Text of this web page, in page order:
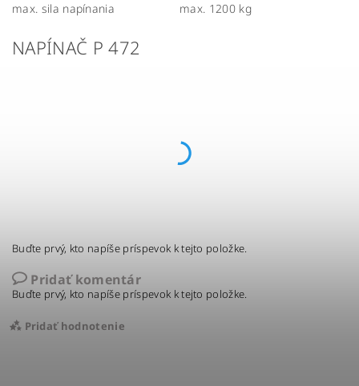
max. sila napínania
max. 1200 kg
NAPÍNAČ P 472
Buďte prvý, kto napíše príspevok k tejto položke.
Pridať komentár
Buďte prvý, kto napíše príspevok k tejto položke.
Pridať hodnotenie